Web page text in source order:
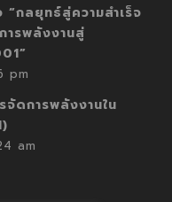
“กลยุทธ์สู่ความสำเร็จ
ารพลังงานสู่
pm
จัดการพลังงานใน
am